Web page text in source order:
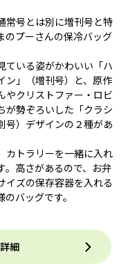
常号とは別に増刊号と特
のプーさんの保冷バッグ
ている姿がかわいい「ハ
ン」（増刊号）と、原作
やクリストファー・ロビ
が勢ぞろいした「クラシ
号）デザインの２種があ
カトラリーを一緒に入れ
。高さがあるので、お弁
イズの保存容器を入れる
バッグです。
細